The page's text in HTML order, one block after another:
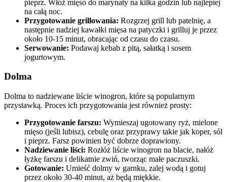
pieprz. Włóż mięso do marynaty na kilka godzin lub najlepiej
na całą noc.
Przygotowanie grillowania: Rozgrzej grill lub patelnię, a
następnie nadziej kawałki mięsa na patyczki i grilluj je przez
około 10-15 minut, obracając od czasu do czasu.
Serwowanie: Podawaj kebab z pitą, sałatką i sosem
jogurtowym.
Dolma
Dolma to nadziewane liście winogron, które są popularnym
przystawką. Proces ich przygotowania jest również prosty:
Przygotowanie farszu: Wymieszaj ugotowany ryż, mielone
mięso (jeśli lubisz), cebulę oraz przyprawy takie jak koper, sól
i pieprz. Farsz powinien być dobrze doprawiony.
Nadziewanie liści: Rozłóż liście winogron na blacie, nałóż
łyżkę farszu i delikatnie zwiń, tworząc małe paczuszki.
Gotowanie: Umieść dolmy w garnku, zalej wodą i gotuj
przez około 30-40 minut, aż będą miękkie.